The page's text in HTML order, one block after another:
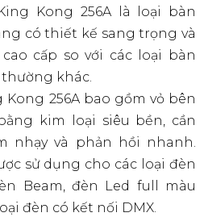
Kong 256A là loại bàn
có thiết kế sang trọng và
cấp so với các loại bàn
khác.
Kong 256A bao gồm vỏ bên
kim loại siêu bền, cần
nhạy và phản hồi nhanh.
sử dụng cho các loại đèn
Beam, đèn Led full màu
đèn có kết nối DMX.